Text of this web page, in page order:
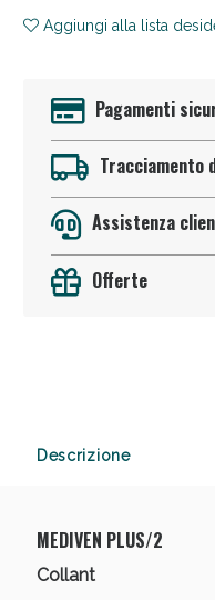
Aggiungi alla lista
Pagamenti
Tracciamento
Assistenza
Offerte
Descrizione
MEDIVEN PLUS/2
Collant
Anticellulite e